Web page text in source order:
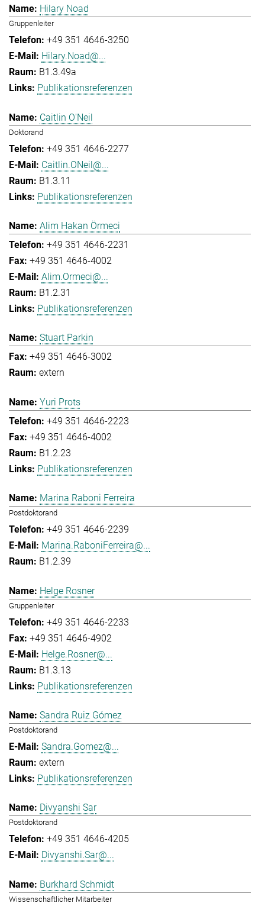
Hilary Noad
Gruppenleiter
+49 351 4646-3250
Hilary.Noad@...
B1.3.49a
Publikationsreferenzen
Caitlin O'Neil
Doktorand
+49 351 4646-2277
Caitlin.ONeil@...
B1.3.11
Publikationsreferenzen
Alim Hakan Örmeci
+49 351 4646-2231
+49 351 4646-4002
Alim.Ormeci@...
B1.2.31
Publikationsreferenzen
Stuart Parkin
+49 351 4646-3002
extern
Yuri Prots
+49 351 4646-2223
+49 351 4646-4002
B1.2.23
Publikationsreferenzen
Marina Raboni Ferreira
Postdoktorand
+49 351 4646-2239
Marina.RaboniFerreira@...
B1.2.39
Helge Rosner
Gruppenleiter
+49 351 4646-2233
+49 351 4646-4902
Helge.Rosner@...
B1.3.13
Publikationsreferenzen
Sandra Ruiz Gómez
Postdoktorand
Sandra.Gomez@...
extern
Publikationsreferenzen
Divyanshi Sar
Postdoktorand
+49 351 4646-4205
Divyanshi.Sar@...
Burkhard Schmidt
Wissenschaftlicher Mitarbeiter